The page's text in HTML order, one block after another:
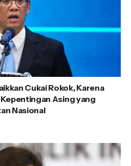
Cukai Rokok, Karena
Asing yang
Nasional